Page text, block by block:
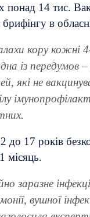
понад 14 тис.
в
кору кожні
із передумов
які не
до 17 років
місяць.
заразне
вушної